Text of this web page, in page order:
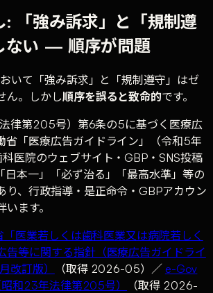
: 「強み訴求」と「規制遵
ない — 順序が問題
いて「強み訴求」と「規制遵守」はゼ
ん。しかし順序を誤ると致命的です。
律第205号）第6条の5に基づく医療広
省「医療広告ガイドライン」（令和5年
医院のウェブサイト・GBP・SNS投稿
日本一」「必ず治る」「最高水準」等の
り、行政指導・是正命令・GBPアカウン
ます。
「医業若しくは歯科医業又は病院若しく
告等に関する指針（医療広告ガイドライ
改訂版）
（取得 2026-05）／ e-Gov
和23年法律第205号）
（取得 2026-